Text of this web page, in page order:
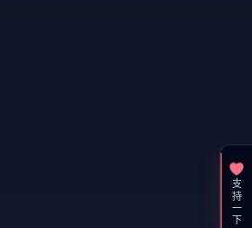
支持一下